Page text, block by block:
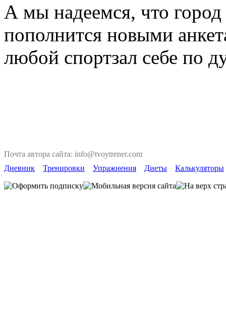
А мы надеемся, что
пополнится новыми
любой спортзал себе по
Почта автора сайта: info@tvoytrener.com
Дневник
Тренировки Упражнения Диеты Калькуляторы